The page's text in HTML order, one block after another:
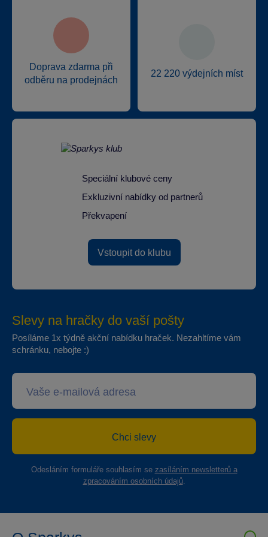
Doprava zdarma při
odběru na prodejnách
22 220 výdejních míst
Speciální klubové ceny
Exkluzivní nabídky od partnerů
Překvapení
Vstoupit do klubu
Slevy na hračky do vaší pošty
Posíláme 1x týdně akční nabídku hraček. Nezahltíme vám
schránku, nebojte :)
Chci slevy
Odesláním formuláře souhlasím se zasíláním newsletterů a
zpracováním osobních údajů.